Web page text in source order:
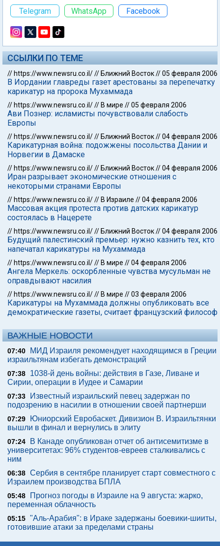
Telegram
WhatsApp Facebook
ССЫЛКИ ПО ТЕМЕ
// https://www.newsru.co.il/// Ближний Восток//05 февраля 2006
В Иордании главреды газет арестованы за перепечатку
карикатур на пророка Мухаммада
// https://www.newsru.co.il/// В мире //05 февраля 2006
Ави Познер: исламисты почувствовали слабость
Европы
// https://www.newsru.co.il/// Ближний Восток//04 февраля 2006
Карикатурная война: подожжены посольства Дании и
Норвегии в Дамаске
// https://www.newsru.co.il/// Ближний Восток//04 февраля 2006
Иран разрывает экономические отношения с
некоторыми странами Европы
// https://www.newsru.co.il/// В Израиле //04 февраля 2006
Массовая акция протеста против датских карикатур
состоялась в Нацерете
// https://www.newsru.co.il/// Ближний Восток//04 февраля 2006
Будущий палестинский премьер: нужно казнить тех, кто
напечатал карикатуры на Мухаммада
// https://www.newsru.co.il/// В мире //04 февраля 2006
Ангела Меркель: оскорбленные чувства мусульман не
оправдывают насилия
// https://www.newsru.co.il/// В мире //03 февраля 2006
Карикатуры на Мухаммада должны опубликовать все
демократические газеты, считает французский философ
ВАЖНЫЕ НОВОСТИ
07:40
МИД Израиля рекомендует находящимся в Греции
израильтянам избегать демонстраций
07:38
1038-й день войны: действия в Газе, Ливане и
Сирии, операции в Иудее и Самарии
07:33
Известный израильский певец задержан по
подозрению в насилии в отношении своей партнерши
07:29
Юниорский Евробаскет. Дивизион В. Израильтянки
вышли в финал и вернулись в элиту
07:24
В Канаде опубликован отчет об антисемитизме в
университетах: 96% студентов-евреев сталкивались с
ним
06:38 Сербия в сентябре планирует старт совместного с
Израилем производства БПЛА
05:48
Прогноз погоды в Израиле на 9 августа: жарко,
переменная облачность
05:15 "Аль-Арабия": в Ираке задержаны боевики-шииты,
готовившие атаки за пределами страны